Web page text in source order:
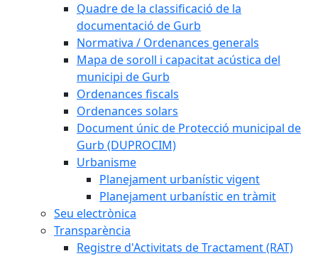
Quadre de la classificació de la
documentació de Gurb
Normativa / Ordenances generals
Mapa de soroll i capacitat acústica del
municipi de Gurb
Ordenances fiscals
Ordenances solars
Document únic de Protecció municipal de
Gurb (DUPROCIM)
Urbanisme
Planejament urbanístic vigent
Planejament urbanístic en tràmit
Seu electrònica
Transparència
Registre d'Activitats de Tractament (RAT)